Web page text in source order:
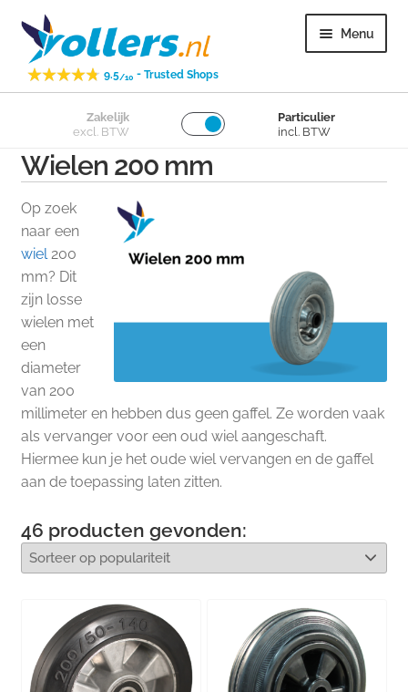
Ga
door
naar
navigatie
Ga
naar
de
inhoud
9.5/10 - Trusted Shops
Menu
Zwenkwielen
Bokwielen
Losse wielen
Overig
Klantenservice
Zakelijk
excl. BTW
Particulier
incl. BTW
Wielen 200 mm
Op zoek
naar een
wiel200
mm? Dit
zijn losse
wielen met
een
diameter
van 200
millimeter en hebben dus geen gaffel. Ze worden vaak
als vervanger voor een oud wiel aangeschaft.
Hiermee kun je het oude wiel vervangen en de gaffel
aan de toepassing laten zitten.
46 producten gevonden: